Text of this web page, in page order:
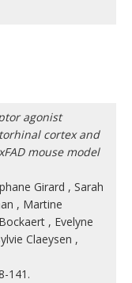
agonist
cortex and
mouse model
Girard , Sarah
, Martine
, Evelyne
Claeysen ,
141.